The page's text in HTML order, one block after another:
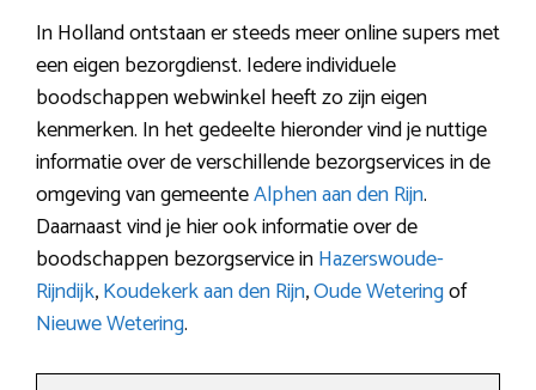
In Holland ontstaan er steeds meer online supers met
een eigen bezorgdienst. Iedere individuele
boodschappen webwinkel heeft zo zijn eigen
kenmerken. In het gedeelte hieronder vind je nuttige
informatie over de verschillende bezorgservices in de
omgeving van gemeenteAlphen aan den Rijn.
Daarnaast vind je hier ook informatie over de
boodschappen bezorgservice inHazerswoude-
Rijndijk,Koudekerk aan den Rijn,Oude Weteringof
Nieuwe Wetering.